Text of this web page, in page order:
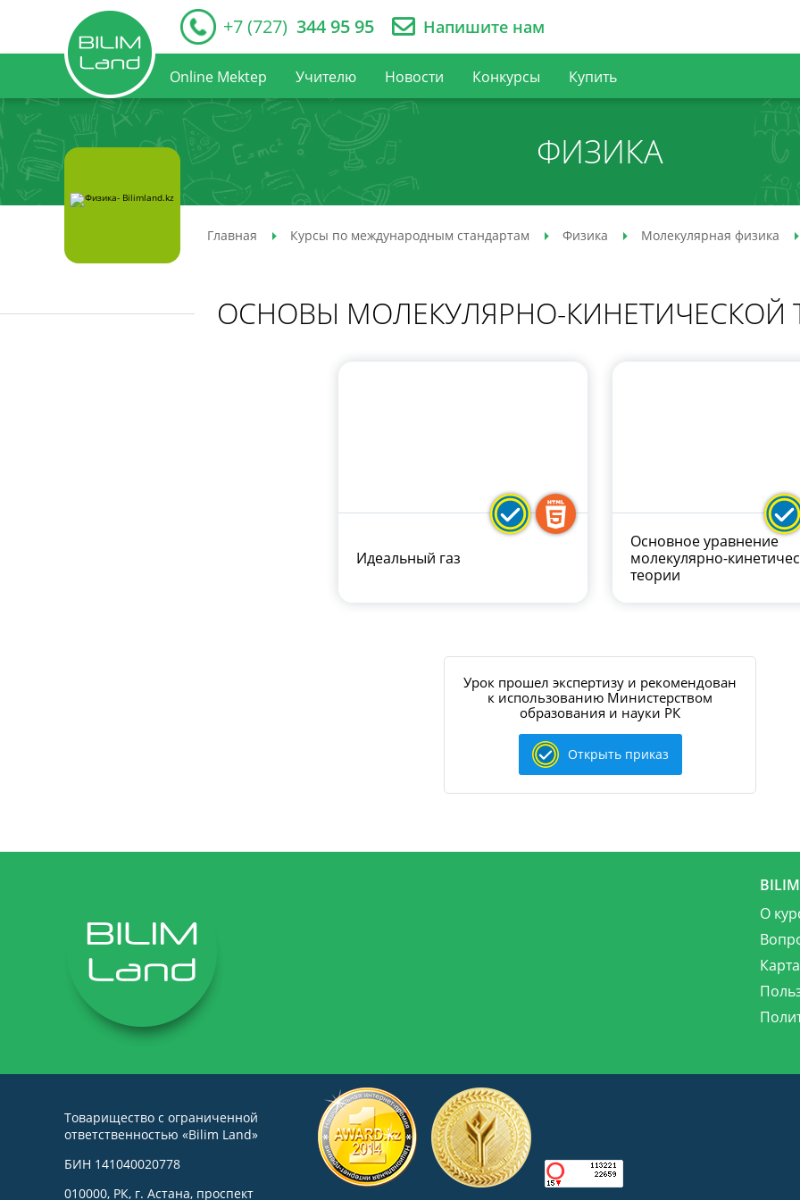
+7 (727) 344 95 95 Напишите нам
Online Mektep Учителю Новости Конкурсы Купить
ФИЗИКА
Главная Курсы по международным стандартам Физика Молекулярная физика
ОСНОВЫ МОЛЕКУЛЯРНО-КИНЕТИЧЕСКОЙ
Идеальный газ
Основное уравнение
молекулярно-
теории
Урок прошел экспертизу и рекомендован
к использованию Министерством
образования и науки РК
Открыть приказ
О
Товарищество с ограниченной
ответственностью «Bilim Land»
БИН 141040020778
010000, РК, г. Астана, проспект